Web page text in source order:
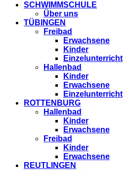
SCHWIMMSCHULE
Über uns
TÜBINGEN
Freibad
Erwachsene
Kinder
Einzelunterricht
Hallenbad
Kinder
Erwachsene
Einzelunterricht
ROTTENBURG
Hallenbad
Kinder
Erwachsene
Freibad
Kinder
Erwachsene
REUTLINGEN